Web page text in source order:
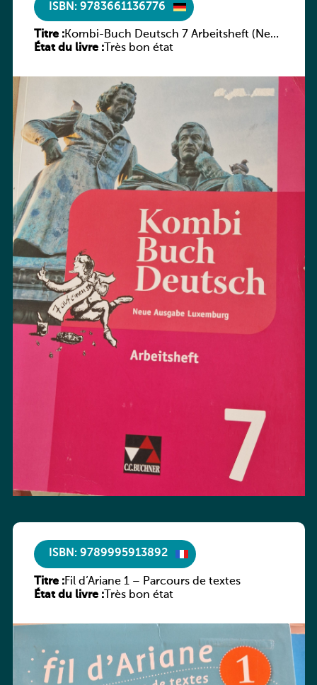
ISBN: 9783661136776
Titre :Kombi-Buch Deutsch 7 Arbeitsheft (Neue
Ausgabe Luxemburg)
État du livre :Très bon état
ISBN: 9789995913892
Titre :Fil d’Ariane 1 – Parcours de textes
État du livre :Très bon état